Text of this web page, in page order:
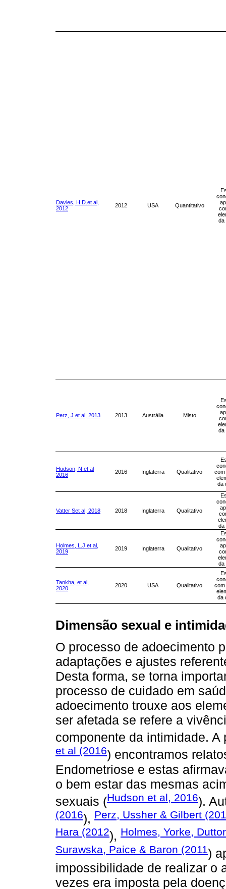
Davies, H.D.et al,
2012
2012 USA Quantitativo
da
Perz, J et al, 2013 2013 Austrália Misto
da
Hudson, N et al
2016
2016 Inglaterra Qualitativo
com
da
Vatter Set al, 2018 2018 Inglaterra Qualitativo
da
Holmes, L.J et al,
2019
2019 Inglaterra Qualitativo
da
Tankha, et al,
2020
2020 USA Qualitativo
com
da
Dimensão sexual e
O processo de adoecimento
adaptações e ajustes
Desta forma, se torna
processo de cuidado em
adoecimento trouxe aos
ser afetada se refere a
componente da intimidade.
et al (2016) encontramos
Endometriose e estas
o bem estar das mesmas
sexuais (Hudson et al, 2016).
(2016), Perz, Ussher & Gilbert
Hara (2012), Holmes, Yorke,
Surawska, Paice & Baron (2011)
impossibilidade de realizar o
vezes era imposta pela